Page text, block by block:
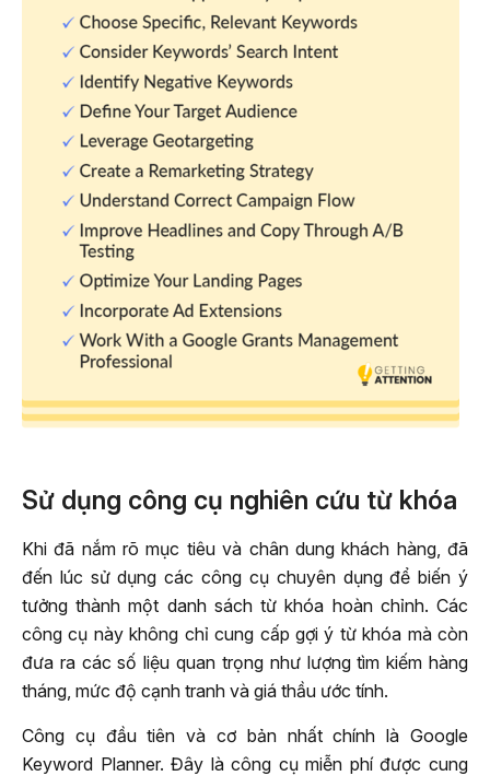
Sử dụng công cụ nghiên cứu từ khóa
Khi đã nắm rõ mục tiêu và chân dung khách hàng, đã
đến lúc sử dụng các công cụ chuyên dụng để biến ý
tưởng thành một danh sách từ khóa hoàn chỉnh. Các
công cụ này không chỉ cung cấp gợi ý từ khóa mà còn
đưa ra các số liệu quan trọng như lượng tìm kiếm hàng
tháng, mức độ cạnh tranh và giá thầu ước tính.
Công cụ đầu tiên và cơ bản nhất chính là Google
Keyword Planner. Đây là công cụ miễn phí được cung